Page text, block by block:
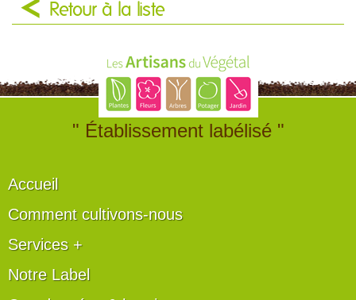
Retour à la liste
" Établissement labélisé "
Accueil
Comment cultivons-nous
Services +
Notre Label